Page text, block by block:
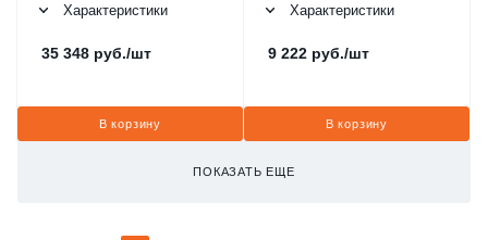
Характеристики
35 348 руб./шт
В корзину
Характеристики
9 222 руб./шт
В корзину
ПОКАЗАТЬ ЕЩЕ